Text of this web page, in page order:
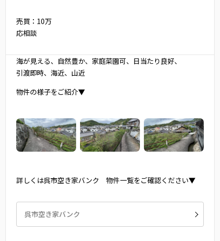
売買：10万
応相談
海が見える、自然豊か、家庭菜園可、日当たり良好、
引渡即時、海近、山近
物件の様子をご紹介▼
詳しくは呉市空き家バンク 物件一覧をご確認ください▼
呉市空き家バンク